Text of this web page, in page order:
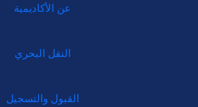
عن الأكاديمية
النقل البحري
القبول والتسجيل